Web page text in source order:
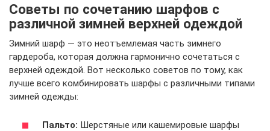
Советы по сочетанию шарфов с
различной зимней верхней одеждой
Зимний шарф — это неотъемлемая часть зимнего
гардероба, которая должна гармонично сочетаться с
верхней одеждой. Вот несколько советов по тому, как
лучше всего комбинировать шарфы с различными типами
зимней одежды:
Пальто: Шерстяные или кашемировые шарфы